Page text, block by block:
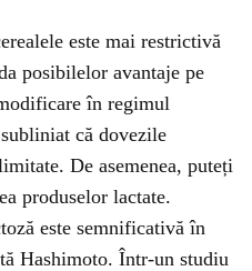
este mai restrictivă
posibilelor avantaje pe
în regimul
că dovezile
De asemenea, puteți
produselor lactate.
este semnificativă în
Hashimoto. Într-un studiu